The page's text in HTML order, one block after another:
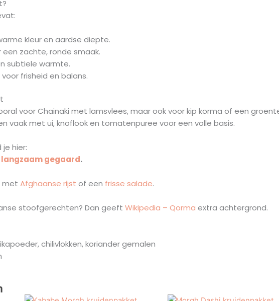
kleur en aardse diepte.
een zachte, ronde smaak.
subtiele warmte.
voor frisheid en balans.
voor Chainaki met lamsvlees, maar ook voor kip korma of een
vaak met ui, knoflook en tomatenpuree voor een volle basis.
hier:
langzaam gegaard.
met Afghaanse rijst of een frisse salade.
stoofgerechten? Dan geeft Wikipedia – Qorma extra achtergrond.
chilivlokken, koriander gemalen